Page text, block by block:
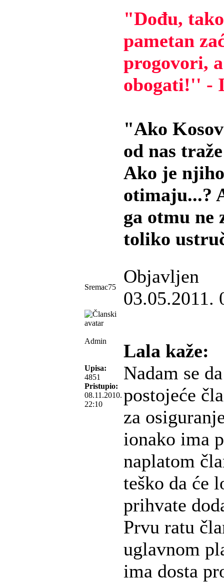
"Dođu,
pametan
progovori,
obogati!'' -
"Ako
od nas
Ako je
otimaju...?
ga otmu ne
toliko
Sremac75
Objavljen
03.05.2011.
Admin
Upisa:
4851
Pristupio:
08.11.2010.
22:10
Lala kaže:
Nadam se
postojeće
za
ionako ima
naplatom
teško da će
prihvate
Prvu ratu
uglavnom
ima dosta